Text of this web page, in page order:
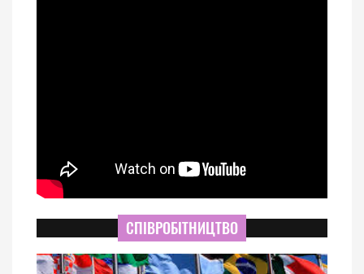
СПІВРОБІТНИЦТВО